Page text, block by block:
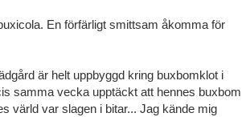
En förfärligt smittsam åkomma för
är helt uppbyggd kring buxbomklot i
samma vecka upptäckt att hennes buxbom
värld var slagen i bitar... Jag kände mig